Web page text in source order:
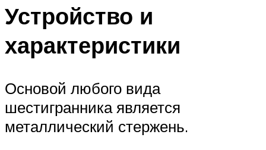
Устройство и
характеристики
Основой любого вида
шестигранника является
металлический стержень.